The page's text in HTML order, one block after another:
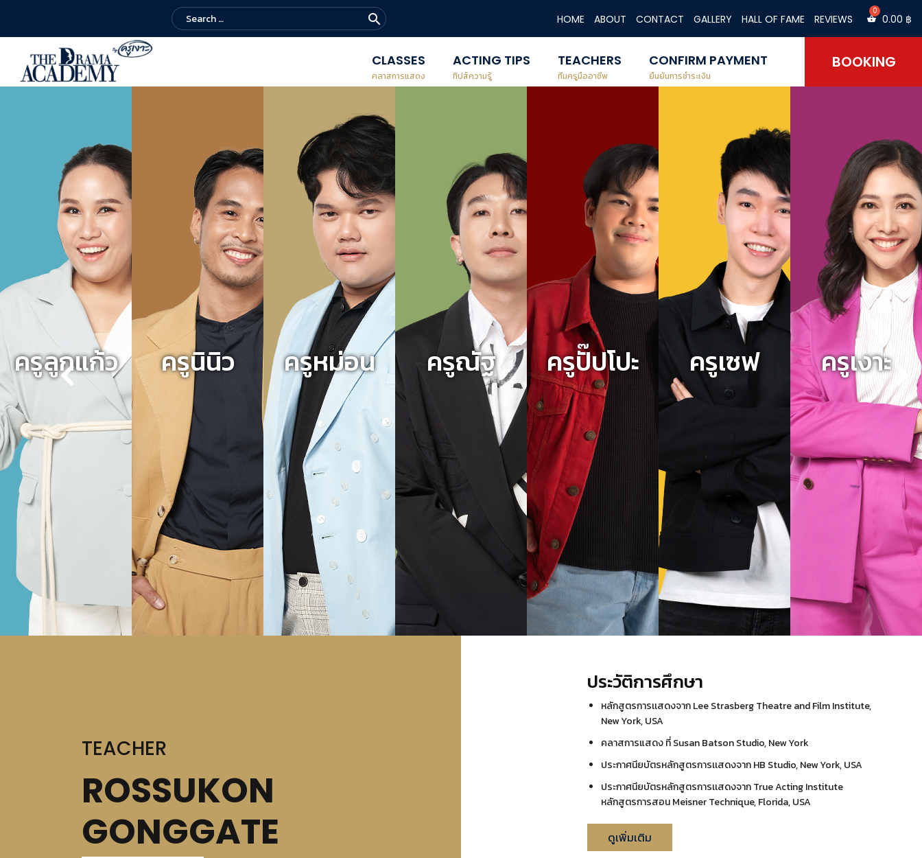
search HOME ABOUT CONTACT GALLERY HALL OF FAME REVIEWS 0.00 ฿
CLASSES
คลาสการแสดง
ACTING TIPS
ทิปส์ความรู้
TEACHERS
ทีมครูมืออาชีพ
CONFIRM PAYMENT
ยืนยันการชำระเงิน
BOOKING
Previous
ครูลูกแก้ว ครูนินิว ครูหม่อน ครูณัฐ ครูปั๊ปโปะ ครูเซฟ ครูเงาะ
Next
TEACHER
ROSSUKON
GONGGATE
ประวัติการศึกษา
หลักสูตรการเเสดงจาก Lee Strasberg Theatre and Film Institute,
New York, USA
คลาสการแสดง ที่ Susan Batson Studio, New York
ประกาศนียบัตรหลักสูตรการเเสดงจาก HB Studio, New York, USA
ประกาศนียบัตรหลักสูตรการเเสดงจาก True Acting Institute
หลักสูตรการสอน Meisner Technique, Florida, USA
ดูเพิ่มเติม